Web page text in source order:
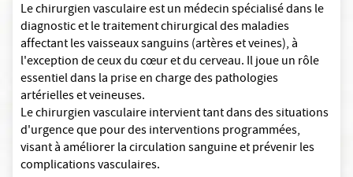
Le chirurgien vasculaire est un médecin spécialisé dans le
diagnostic et le traitement chirurgical des maladies
affectant les vaisseaux sanguins (artères et veines), à
l'exception de ceux du cœur et du cerveau. Il joue un rôle
essentiel dans la prise en charge des pathologies
artérielles et veineuses.
Le chirurgien vasculaire intervient tant dans des situations
d'urgence que pour des interventions programmées,
visant à améliorer la circulation sanguine et prévenir les
complications vasculaires.